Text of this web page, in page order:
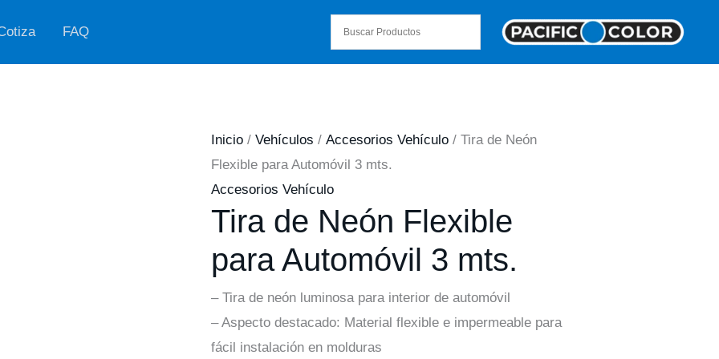
FAQ
Inicio/ Vehículos / Accesorios Vehículo/ Tira de Neón
Flexible para Automóvil 3 mts.
Accesorios Vehículo
Tira de Neón Flexible
para Automóvil 3 mts.
– Tira de neón luminosa para interior de automóvil
– Aspecto destacado: Material flexible e impermeable para
fácil instalación en molduras